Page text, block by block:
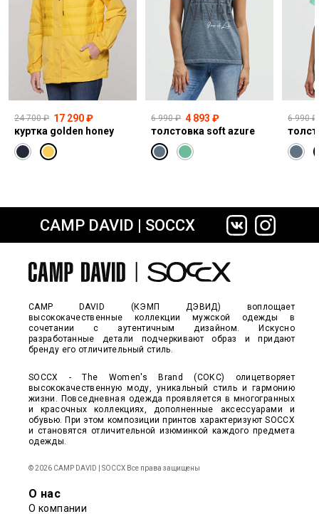
сайте СДЭК
24 700 ₽ 17 290 ₽
куртка golden honey
6 990 ₽ 4 893 ₽
толстовка soft azure
6 990 ₽
CAMP DAVID | SOCCX
CAMP DAVID (КЭМП ДЭВИД) воплощает
высококачественные коллекции мужской одежды в
сочетании с аутентичным дизайном. Искусно
разработанные детали подчеркивают образ и придают
бренду его отличительный стиль.
SOCCX - The Women's Brand (СОКС) олицетворяет
высококачественную моду, уникальный стиль и гармонию
жизни. Повседневная одежда проявляется в многогранных
и красочных коллекциях, дополненные аксессуарами и
обувью. При этом композиции принтов характеризуют SOCCX
и становятся отличительной изюминкой каждого предмета
одежды.
© 2026 CAMP DAVID | SOCCX Все права защищены
О нас
О компании